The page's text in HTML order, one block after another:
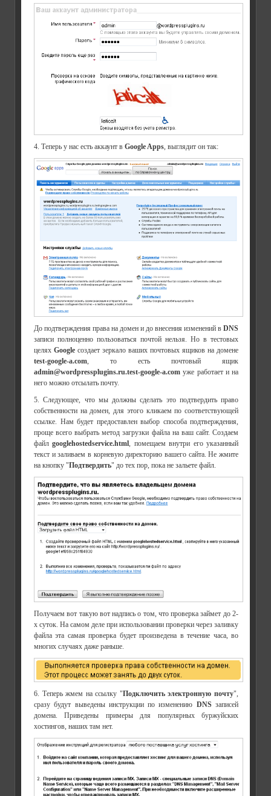
4. Теперь у нас есть аккаунт в Google Apps, выглядит он так:
До подтверждения права на домен и до внесения изменений в DNS
записи полноценно пользоваться почтой нельзя. Но в тестовых
целях Google создает зеркало ваших почтовых ящиков на домене
test-google-a.com, то есть почтовый ящик
admin@wordpressplugins.ru.test-google-a.com уже работает и на
него можно отсылать почту.
5. Следующее, что мы должны сделать это подтвердить право
собственности на домен, для этого кликаем по соответствующей
ссылке. Нам будет предоставлен выбор способа подтверждения,
проще всего выбрать метод загрузки файла на ваш сайт. Создаем
файлgooglehostedservice.html, помещаем внутри его указанный
текст и заливаем в корневую директорию вашего сайта. Не жмите
на кнопку "Подтвердить" до тех пор, пока не зальете файл.
Получаем вот такую вот надпись о том, что проверка займет до 2-
х суток. На самом деле при использовании проверки через заливку
файла эта самая проверка будет произведена в течение часа, во
многих случаях даже раньше.
6. Теперь жмем на ссылку "Подключить электронную почту",
сразу будут выведены инструкции по изменению DNSзаписей
домена. Приведены примеры для популярных буржуйских
хостингов, наших там нет.